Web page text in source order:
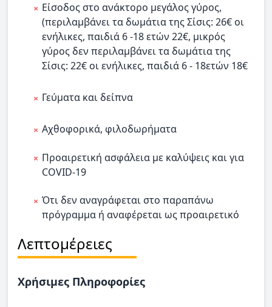
Είσοδος στο ανάκτορο μεγάλος γύρος,
(περιλαμβάνει τα δωμάτια της Σίσις: 26€ οι
ενήλικες, παιδιά 6 -18 ετών 22€, μικρός
γύρος δεν περιλαμβάνει τα δωμάτια της
Σίσις: 22€ οι ενήλικες, παιδιά 6 - 18ετών 18€
Γεύματα και δείπνα
Αχθοφορικά, φιλοδωρήματα
Προαιρετική ασφάλεια με καλύψεις και για
COVID-19
Ότι δεν αναγράφεται στο παραπάνω
πρόγραμμα ή αναφέρεται ως προαιρετικό
Λεπτομέρειες
Χρήσιμες Πληροφορίες